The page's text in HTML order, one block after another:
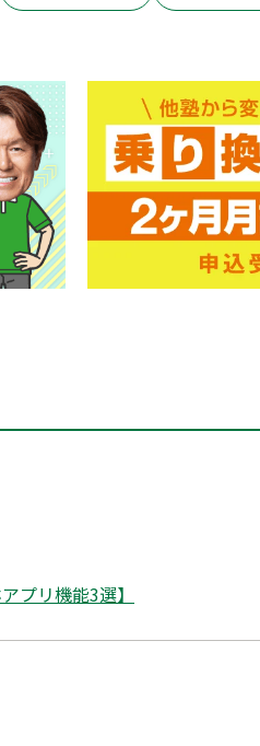
プリ機能3選】